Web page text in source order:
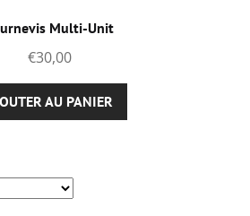
choisies
Multi-Unit
€30,00
AU PANIER